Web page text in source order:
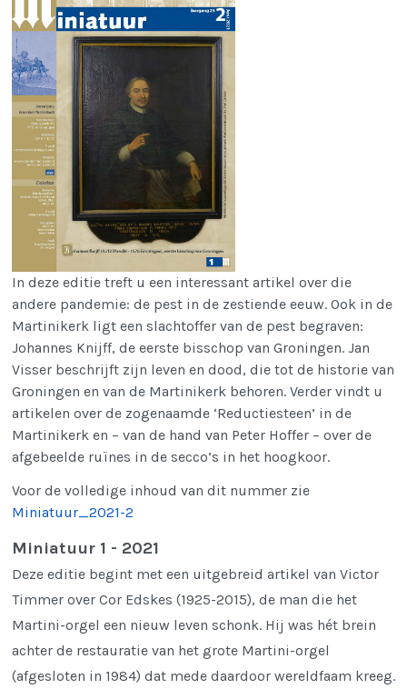
In deze editie treft u een interessant artikel over die
andere pandemie: de pest in de zestiende eeuw. Ook in de
Martinikerk ligt een slachtoffer van de pest begraven:
Johannes Knijff, de eerste bisschop van Groningen. Jan
Visser beschrijft zijn leven en dood, die tot de historie van
Groningen en van de Martinikerk behoren. Verder vindt u
artikelen over de zogenaamde ‘Reductiesteen’ in de
Martinikerk en – van de hand van Peter Hoffer – over de
afgebeelde ruïnes in de secco’s in het hoogkoor.
Voor de volledige inhoud van dit nummer zie
Miniatuur_2021-2
Miniatuur 1 - 2021
Deze editie begint met een uitgebreid artikel van Victor
Timmer over Cor Edskes (1925-2015), de man die het
Martini-orgel een nieuw leven schonk. Hij was hét brein
achter de restauratie van het grote Martini-orgel
(afgesloten in 1984) dat mede daardoor wereldfaam kreeg.